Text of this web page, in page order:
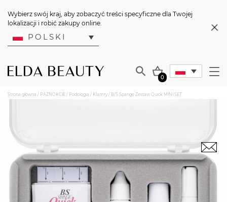
Wybierz swój kraj, aby zobaczyć treści specyficzne dla Twojej
lokalizacji i robić zakupy online.
POLSKI
0
Strona główna / PAZNOKCIE / Podologia / Klamry / B/S Spange Zestaw Quick MINI SET